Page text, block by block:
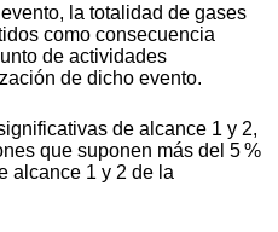
la totalidad de gases
como consecuencia
de actividades
de dicho evento.
de alcance 1 y 2,
que suponen más del 5 %
alcance 1 y 2 de la